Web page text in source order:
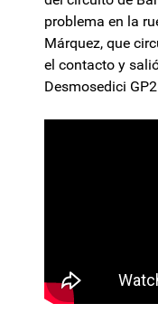
problema en la
Márquez, que
el contacto y
Desmosedici